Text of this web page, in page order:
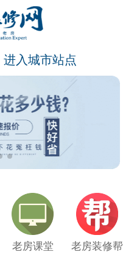
进入城市站点
老房课堂 老房装修帮